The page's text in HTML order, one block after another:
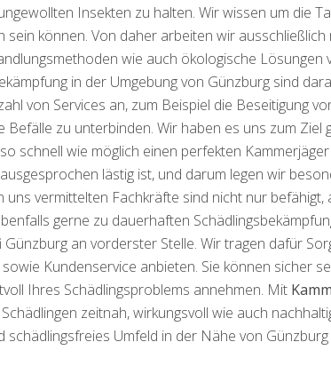
Insekten zu halten. Wir wissen um die
können. Von daher arbeiten wir
wie auch ökologische Lösungen
in der Umgebung von Günzburg sind
von Services an, zum Beispiel die Beseitigung
zu unterbinden. Wir haben es uns zum Ziel
schnell wie möglich einen perfekten
lästig ist, und darum legen wir
vermittelten Fachkräfte sind nicht nur
gerne zu dauerhaften
an vorderster Stelle. Wir tragen dafür
Kundenservice anbieten. Sie können sicher
Ihres Schädlingsproblems annehmen. Mit
zeitnah, wirkungsvoll wie auch
schädlingsfreies Umfeld in der Nähe von